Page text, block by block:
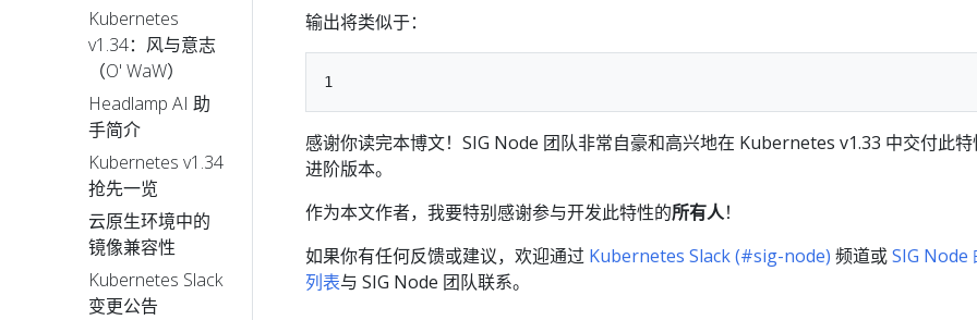
Kubernetes
v1.34：风与意志
（O' WaW）
Headlamp AI 助
手简介
Kubernetes v1.34
抢先一览
云原生环境中的
镜像兼容性
Kubernetes Slack
变更公告
输出将类似于：
感谢你读完本博文！SIG Node 团队非常自豪和高兴地在 Kubernetes v1.33 中交付此
进阶版本。
作为本文作者，我要特别感谢参与开发此特性的所有人！
如果你有任何反馈或建议，欢迎通过 Kubernetes Slack (#sig-node) 频道或SIG Node
列表与 SIG Node 团队联系。